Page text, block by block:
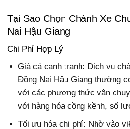
Tại Sao Chọn Chành Xe
Nai Hậu Giang
Chi Phí Hợp Lý
Giá cả cạnh tranh: Dịch vụ
Đồng Nai Hậu Giang thường
với các phương thức vận
với hàng hóa cồng kềnh, số
Tối ưu hóa chi phí: Nhờ vào